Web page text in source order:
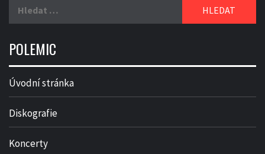
POLEMIC
Úvodní stránka
Diskografie
Koncerty